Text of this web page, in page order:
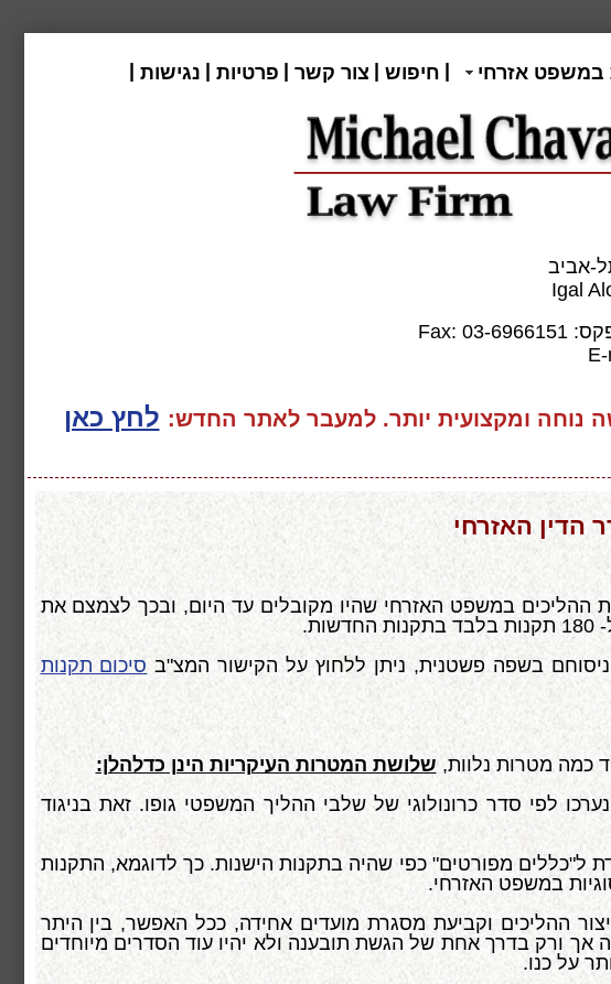
במשפט אזרחי חיפוש צור קשר פרטיות נגישות
Igal
03-6966151
Fax:
נוחה ומקצועית יותר. למעבר לאתר החדש: לחץ כאן
הדין האזרחי
ההליכים במשפט האזרחי שהיו מקובלים עד היום, ובכך לצמצם את
החדשות.
בשפה פשטנית, ניתן ללחוץ על הקישור המצ"ב סיכום תקנות
כמה מטרות נלוות, שלושת המטרות העיקריות הינן כדלהלן:
לפי סדר כרונולוגי של שלבי ההליך המשפטי גופו. זאת בניגוד
ל"כללים מפורטים" כפי שהיה בתקנות הישנות. כך לדוגמא, התקנות
במשפט האזרחי.
ההליכים וקביעת מסגרת מועדים אחידה, ככל האפשר, בין היתר
ורק בדרך אחת של הגשת תובענה ולא יהיו עוד הסדרים מיוחדים
על כנו.